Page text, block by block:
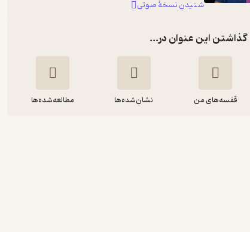
شنیدن نسخۀ صوتی
گذاشتن این عنوان در...
قفسه‌های من نشان‌شده‌ها مطالعه‌شده‌ها